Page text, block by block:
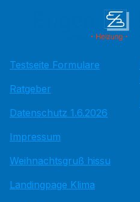
Testseite Formulare
Ratgeber
Datenschutz 1.6.2026
Impressum
Weihnachtsgruß hissu
Landingpage Klima